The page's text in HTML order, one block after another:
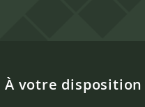
À votre disposition